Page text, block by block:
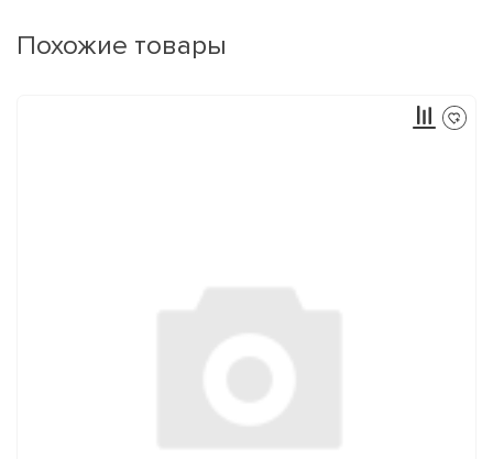
Похожие товары